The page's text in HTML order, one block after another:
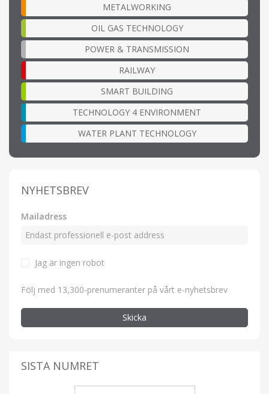
METALWORKING
OIL GAS TECHNOLOGY
POWER & TRANSMISSION
RAILWAY
SMART BUILDING
TECHNOLOGY 4 ENVIRONMENT
WATER PLANT TECHNOLOGY
NYHETSBREV
Mailadress
Jag är ingen robot
Följ med 13,300-prenumeranter på vårt e-nyhetsbrev
Skicka
SISTA NUMRET